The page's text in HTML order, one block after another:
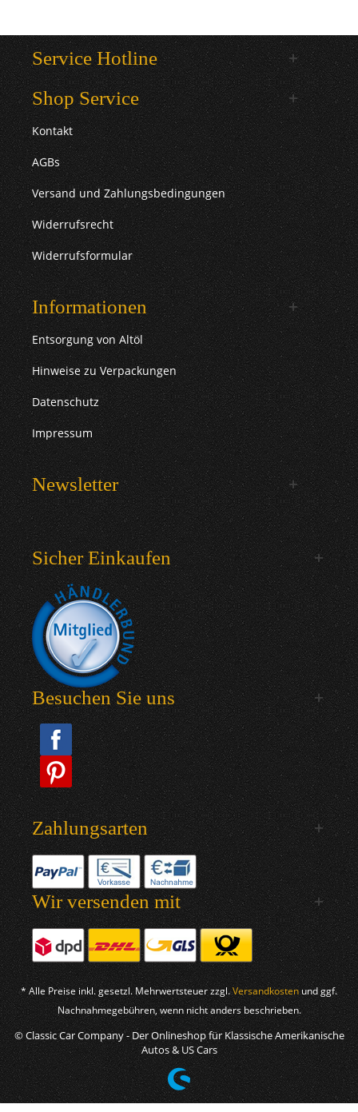
Service Hotline
Shop Service
Kontakt
AGBs
Versand und Zahlungsbedingungen
Widerrufsrecht
Widerrufsformular
Informationen
Entsorgung von Altöl
Hinweise zu Verpackungen
Datenschutz
Impressum
Newsletter
Sicher Einkaufen
Besuchen Sie uns
Zahlungsarten
Wir versenden mit
* Alle Preise inkl. gesetzl. Mehrwertsteuer zzgl.Versandkosten und ggf.
Nachnahmegebühren, wenn nicht anders beschrieben.
© Classic Car Company - Der Onlineshop für Klassische Amerikanische
Autos & US Cars